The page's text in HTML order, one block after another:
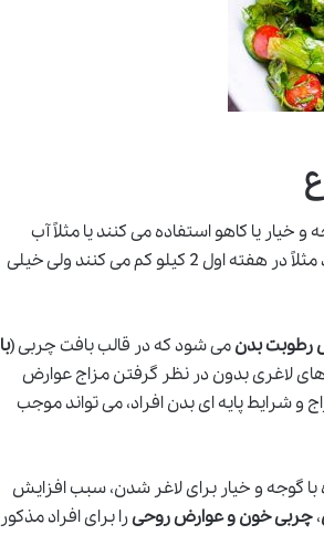
و خیار یا کاهو استفاده می کنند یا مثلاً آب
بسیار زیادی می نوشند؛ این افراد، ابتدا وزنشان به سرعت کم می شود مثلاً در هفته اول 2 کیلو کم می کنند ولی خیلی
رطوبت بدنمی شود که در قالب بافت چربی (با
لاغری بدون در نظر گرفتن مزاج عوارض
و شرایط پایه ای بدن افراد، می تواند موجب
گوجه و خیار برای لاغر شدن، سبب افزایش
،چربی خون و عوارض روحیرا برای افراد مذکور